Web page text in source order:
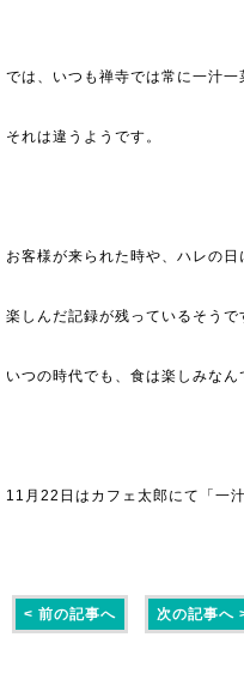
では、いつも禅寺では常に一汁一
それは違うようです。
お客様が来られた時や、ハレの
楽しんだ記録が残っているそうで
いつの時代でも、食は楽しみなん
11月22日はカフェ太郎にて「一
< 前の記事へ 次の記事へ